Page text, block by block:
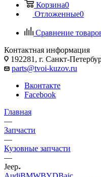
Корзина0
Отложенные0
Сравнение
Контактная информация
192281, г. Санкт-
parts@tvoi-kuzov.ru
Вконтакте
Facebook
Главная
—
Запчасти
—
Кузовные запчасти
—
Jeep